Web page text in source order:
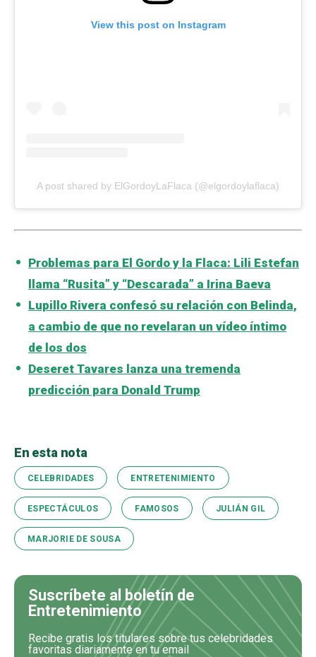
View this post on Instagram
A post shared by ElGordoyLaFlaca (@elgordoylaflaca)
Problemas para El Gordo y la Flaca: Lili Estefan
llama “Rusita” y “Descarada” a Irina Baeva
Lupillo Rivera confesó su relación con Belinda,
a cambio de que no revelaran un vídeo íntimo
de los dos
Deseret Tavares lanza una tremenda
predicción para Donald Trump
En esta nota
CELEBRIDADES ENTRETENIMIENTO
ESPECTÁCULOS FAMOSOS JULIÁN GIL
MARJORIE DE SOUSA
Suscríbete al boletín de
Entretenimiento
Recibe gratis los titulares sobre tus celebridades
favoritas diariamente en tu email